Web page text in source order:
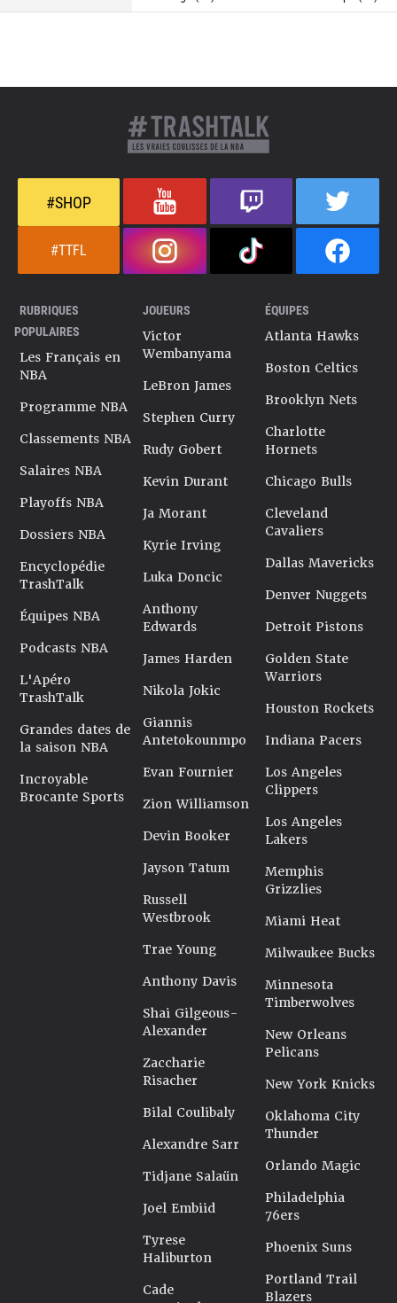
#SHOP
#TTFL
RUBRIQUES
POPULAIRES
Les Français en
NBA
Programme NBA
Classements NBA
Salaires NBA
Playoffs NBA
Dossiers NBA
Encyclopédie
TrashTalk
Équipes NBA
Podcasts NBA
L'Apéro
TrashTalk
Grandes dates de
la saison NBA
Incroyable
Brocante Sports
JOUEURS
Victor
Wembanyama
LeBron James
Stephen Curry
Rudy Gobert
Kevin Durant
Ja Morant
Kyrie Irving
Luka Doncic
Anthony
Edwards
James Harden
Nikola Jokic
Giannis
Antetokounmpo
Evan Fournier
Zion Williamson
Devin Booker
Jayson Tatum
Russell
Westbrook
Trae Young
Anthony Davis
Shai Gilgeous-
Alexander
Zaccharie
Risacher
Bilal Coulibaly
Alexandre Sarr
Tidjane Salaün
Joel Embiid
Tyrese
Haliburton
Cade
ÉQUIPES
Atlanta Hawks
Boston Celtics
Brooklyn Nets
Charlotte
Hornets
Chicago Bulls
Cleveland
Cavaliers
Dallas Mavericks
Denver Nuggets
Detroit Pistons
Golden State
Warriors
Houston Rockets
Indiana Pacers
Los Angeles
Clippers
Los Angeles
Lakers
Memphis
Grizzlies
Miami Heat
Milwaukee Bucks
Minnesota
Timberwolves
New Orleans
Pelicans
New York Knicks
Oklahoma City
Thunder
Orlando Magic
Philadelphia
76ers
Phoenix Suns
Portland Trail
Blazers